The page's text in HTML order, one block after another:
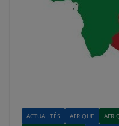
ACTUALITÉS AFRIQUE